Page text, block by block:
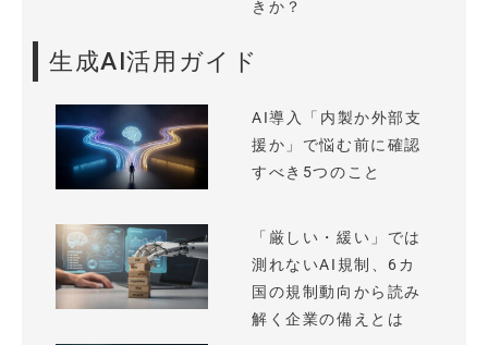
きか？
生成AI活用ガイド
AI導入「内製か外部支
援か」で悩む前に確認
すべき5つのこと
「厳しい・緩い」では
測れないAI規制、6カ
国の規制動向から読み
解く企業の備えとは